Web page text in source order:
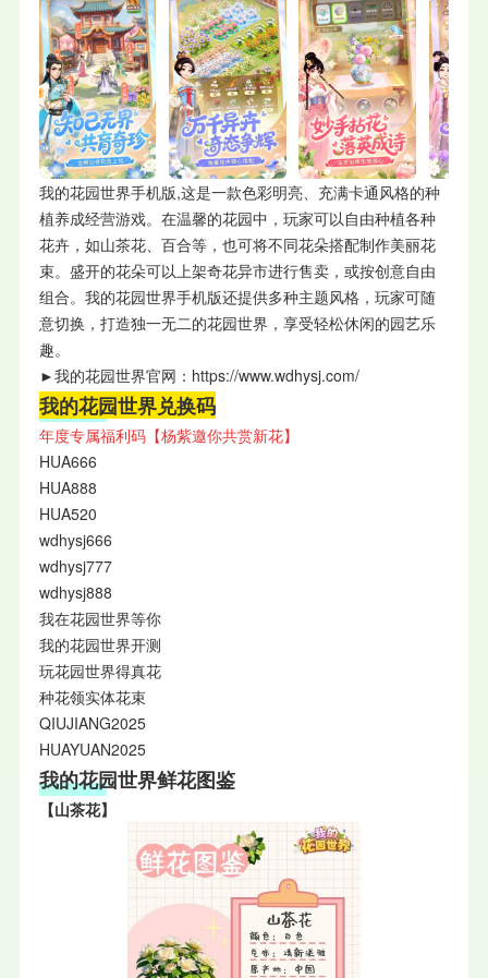
我的花园世界手机版,这是一款色彩明亮、充满卡通风格的种
植养成经营游戏。在温馨的花园中，玩家可以自由种植各种
花卉，如山茶花、百合等，也可将不同花朵搭配制作美丽花
束。盛开的花朵可以上架奇花异市进行售卖，或按创意自由
组合。我的花园世界手机版还提供多种主题风格，玩家可随
意切换，打造独一无二的花园世界，享受轻松休闲的园艺乐
趣。
►我的花园世界官网：https://www.wdhysj.com/
我的花园世界兑换码
年度专属福利码【杨紫邀你共赏新花】
HUA666
HUA888
HUA520
wdhysj666
wdhysj777
wdhysj888
我在花园世界等你
我的花园世界开测
玩花园世界得真花
种花领实体花束
QIUJIANG2025
HUAYUAN2025
我的花园世界鲜花图鉴
【山茶花】